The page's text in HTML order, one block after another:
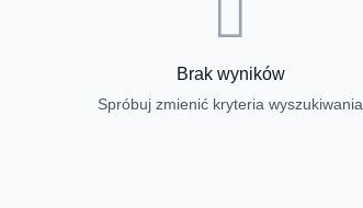
Brak wyników
Spróbuj zmienić kryteria wyszukiwania